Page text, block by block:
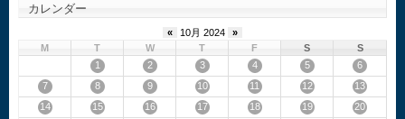
カレンダー
« 10月 2024
»
M
T W T F S
S
1
2 3 4 5
6
7
8 9 10 11 12
13
14
15 16 17 18 19
20